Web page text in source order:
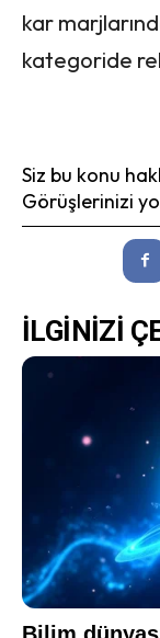
kar
kategoride
Siz bu konu
Görüşlerinizi